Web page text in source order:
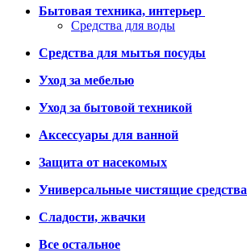
Бытовая техника, интерьер
Средства для воды
Средства для мытья посуды
Уход за мебелью
Уход за бытовой техникой
Аксессуары для ванной
Защита от насекомых
Универсальные чистящие средства
Сладости, жвачки
Все остальное